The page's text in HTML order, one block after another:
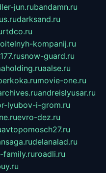
jun.rubandamn.ru
darksand.ru
rtdco.ru
kompanij.ru
snow-guard.ru
aalse.ru
movie-one.ru
andreislyusar.ru
lyubov-i-grom.ru
evro-dez.ru
avtopomosch27.ru
delanalad.ru
family.ruroadli.ru